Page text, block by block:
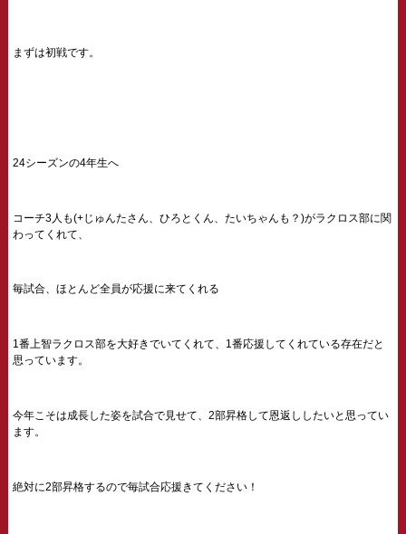
まずは初戦です。
24シーズンの4年生へ
コーチ3人も(+じゅんたさん、ひろとくん、たいちゃんも？)がラクロス部に関
わってくれて、
毎試合、ほとんど全員が応援に来てくれる
1番上智ラクロス部を大好きでいてくれて、1番応援してくれている存在だと
思っています。
今年こそは成長した姿を試合で見せて、2部昇格して恩返ししたいと思ってい
ます。
絶対に2部昇格するので毎試合応援きてください！